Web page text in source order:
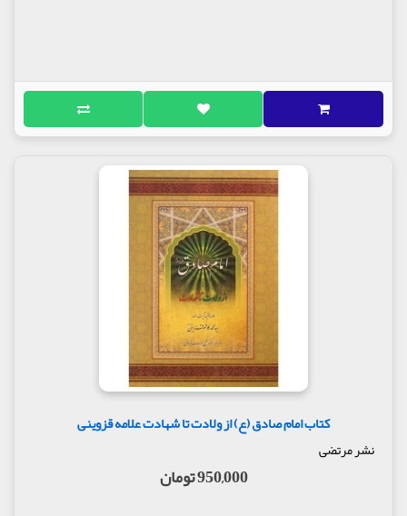
کتاب امام صادق (ع) از ولادت تا شهادت علامه قزوینی
نشر مرتضی
950,000 تومان